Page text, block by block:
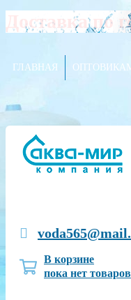
Доставка по
ГЛАВНАЯ ОПТОВИКАМ
В корзине
пока нет товаров